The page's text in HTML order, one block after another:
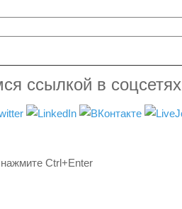
ссылкой в соцсетях
Ctrl+Enter